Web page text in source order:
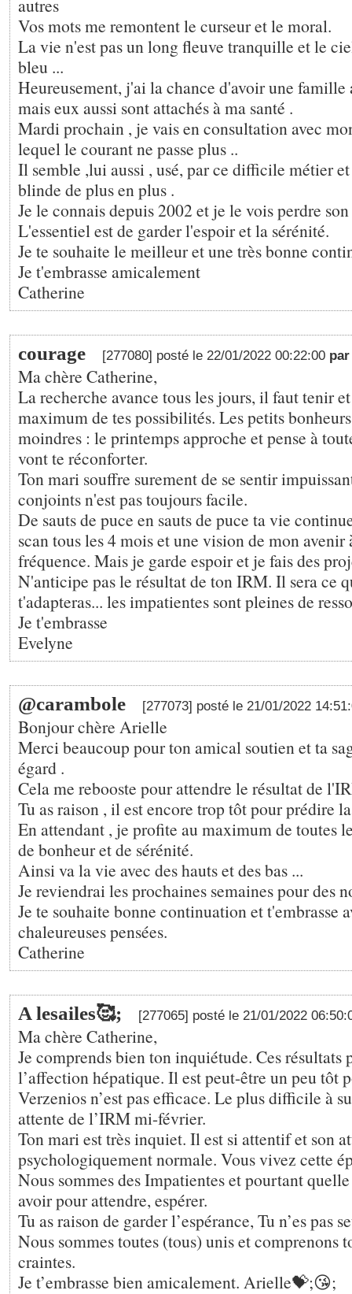
autres
Vos mots me remontent le curseur et le moral.
La vie n'est pas un long fleuve tranquille et le
bleu ...
Heureusement, j'ai la chance d'avoir une famille
mais eux aussi sont attachés à ma santé .
Mardi prochain , je vais en consultation avec
lequel le courant ne passe plus ..
Il semble ,lui aussi , usé, par ce difficile métier
blinde de plus en plus .
Je le connais depuis 2002 et je le vois perdre
L'essentiel est de garder l'espoir et la sérénité.
Je te souhaite le meilleur et une très bonne
Je t'embrasse amicalement
Catherine
courage [277080] posté le 22/01/2022 00:22:00
Ma chère Catherine,
La recherche avance tous les jours, il faut tenir
maximum de tes possibilités. Les petits
moindres : le printemps approche et pense à
vont te réconforter.
Ton mari souffre surement de se sentir
conjoints n'est pas toujours facile.
De sauts de puce en sauts de puce ta vie
scan tous les 4 mois et une vision de mon avenir
fréquence. Mais je garde espoir et je fais des
N'anticipe pas le résultat de ton IRM. Il sera ce
t'adapteras... les impatientes sont pleines de
Je t'embrasse
Evelyne
@carambole [277073] posté le 21/01/2022
Bonjour chère Arielle
Merci beaucoup pour ton amical soutien et ta
égard .
Cela me rebooste pour attendre le résultat de
Tu as raison , il est encore trop tôt pour prédire
En attendant , je profite au maximum de toutes
de bonheur et de sérénité.
Ainsi va la vie avec des hauts et des bas ...
Je reviendrai les prochaines semaines pour des
Je te souhaite bonne continuation et t'embrasse
chaleureuses pensées.
Catherine
A lesailes🥰; [277065] posté le 21/01/2022
Ma chère Catherine,
Je comprends bien ton inquiétude. Ces résultats
l’affection hépatique. Il est peut-être un peu tôt
Verzenios n’est pas efficace. Le plus difficile à
attente de l’IRM mi-février.
Ton mari est très inquiet. Il est si attentif et son
psychologiquement normale. Vous vivez cette
Nous sommes des Impatientes et pourtant
avoir pour attendre, espérer.
Tu as raison de garder l’espérance, Tu n’es pas
Nous sommes toutes (tous) unis et comprenons
craintes.
Je t’embrasse bien amicalement. Arielle💝;😘;